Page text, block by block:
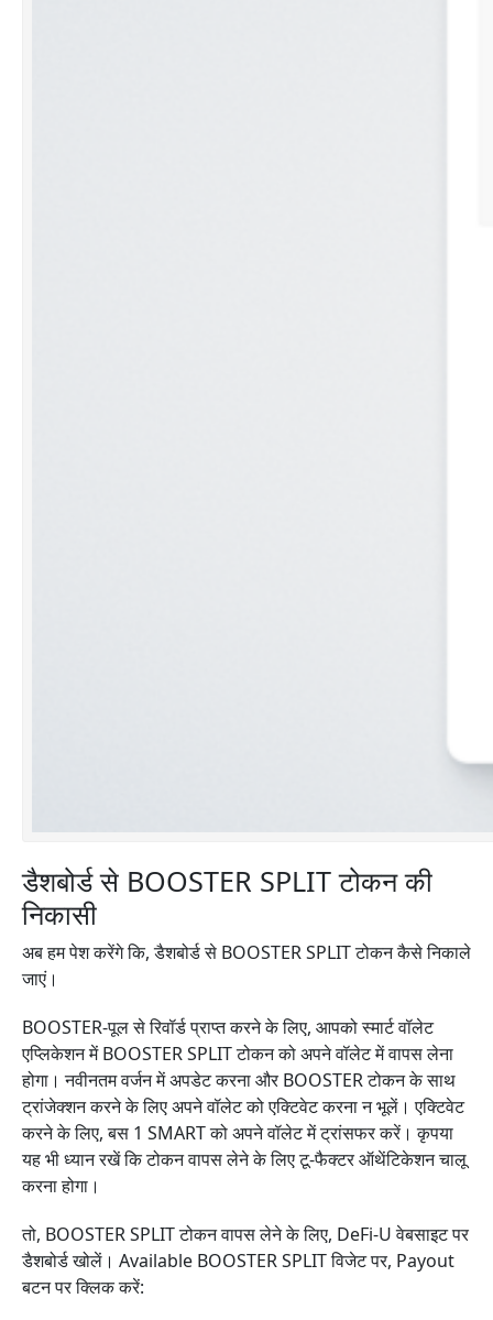
डैशबोर्ड से BOOSTER SPLIT टोकन की
निकासी
अब हम पेश करेंगे कि, डैशबोर्ड से BOOSTER SPLIT टोकन कैसे निकाले
जाएं।
BOOSTER-पूल से रिवॉर्ड प्राप्त करने के लिए, आपको स्मार्ट वॉलेट
एप्लिकेशन में BOOSTER SPLIT टोकन को अपने वॉलेट में वापस लेना
होगा। नवीनतम वर्जन में अपडेट करना और BOOSTER टोकन के साथ
ट्रांजेक्शन करने के लिए अपने वॉलेट को एक्टिवेट करना न भूलें। एक्टिवेट
करने के लिए, बस 1 SMART को अपने वॉलेट में ट्रांसफर करें। कृपया
यह भी ध्यान रखें कि टोकन वापस लेने के लिए टू-फैक्टर ऑथेंटिकेशन चालू
करना होगा।
तो, BOOSTER SPLIT टोकन वापस लेने के लिए, DeFi-U वेबसाइट पर
डैशबोर्ड खोलें। Available BOOSTER SPLIT विजेट पर, Payout
बटन पर क्लिक करें: